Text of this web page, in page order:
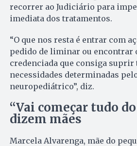
recorrer ao Judiciário para
imediata dos tratamentos.
“O que nos resta é entrar com
pedido de liminar ou encontrar
credenciada que consiga suprir
necessidades determinadas
neuropediátrico”, diz.
“Vai começar tudo do
dizem mães
Marcela Alvarenga, mãe do